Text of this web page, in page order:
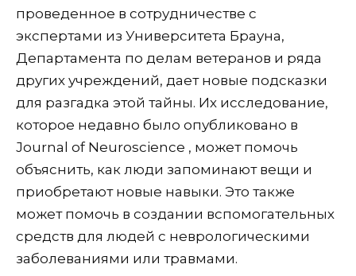
проведенное в сотрудничестве с
экспертами из Университета Брауна,
Департамента по делам ветеранов и ряда
других учреждений, дает новые подсказки
для разгадка этой тайны. Их исследование,
которое недавно было опубликовано в
Journal of Neuroscience , может помочь
объяснить, как люди запоминают вещи и
приобретают новые навыки. Это также
может помочь в создании вспомогательных
средств для людей с неврологическими
заболеваниями или травмами.